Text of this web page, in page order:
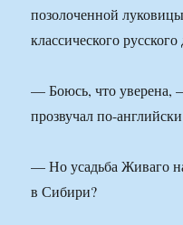
позолоченной
классического
— Боюсь, что уверена,
прозвучал по-
— Но усадьба Живаго
в Сибири?